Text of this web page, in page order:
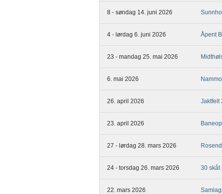
8 - søndag 14. juni 2026
4 - lørdag 6. juni 2026 Åpent
23 - mandag 25. mai 2026
6. mai 2026
26. april 2026 Jaktfelt
23. april 2026
27 - lørdag 28. mars 2026
24 - torsdag 26. mars 2026 30 skåt
22. mars 2026